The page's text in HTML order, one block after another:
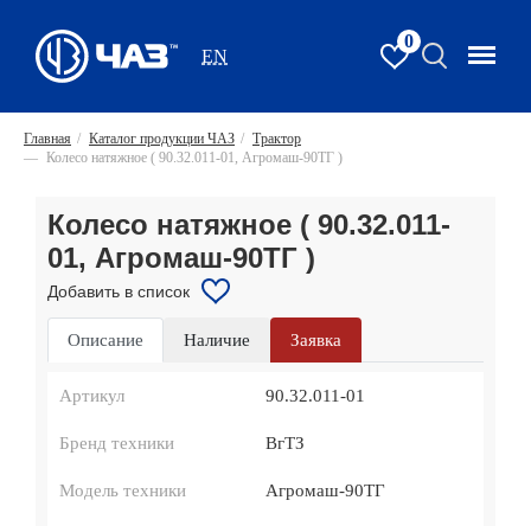
EN
0
Главная / Каталог продукции ЧАЗ / Трактор
— Колесо натяжное ( 90.32.011-01, Агромаш-90ТГ )
Колесо натяжное ( 90.32.011-
01, Агромаш-90ТГ )
Добавить в список
Описание Наличие Заявка
Артикул 90.32.011-01
Бренд техники ВгТЗ
Модель техники Агромаш-90ТГ